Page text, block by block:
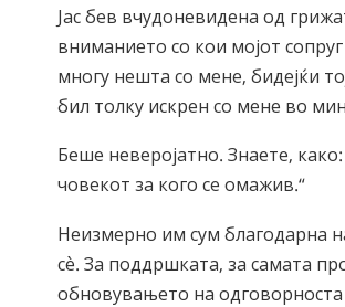
Јас бев вчудоневидена од
вниманието со кои мојот
многу нешта со мене, бидејќи
бил толку искрен со мене во
Беше неверојатно. Знаете,
човекот за кого се омажив.“
Неизмерно им сум благодарна
сѐ. За поддршката, за самата
обновувањето на одговорноста